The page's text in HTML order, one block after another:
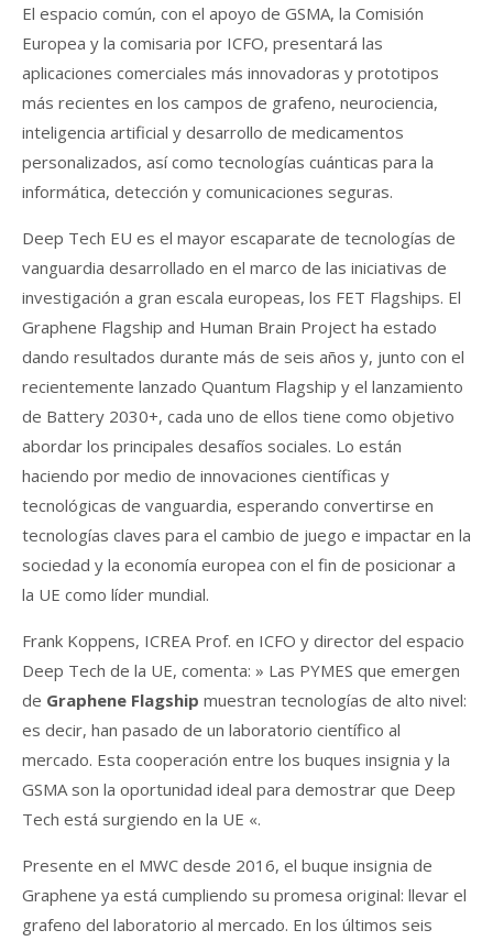
El espacio común, con el apoyo de GSMA, la Comisión
Europea y la comisaria por ICFO, presentará las
aplicaciones comerciales más innovadoras y prototipos
más recientes en los campos de grafeno, neurociencia,
inteligencia artificial y desarrollo de medicamentos
personalizados, así como tecnologías cuánticas para la
informática, detección y comunicaciones seguras.
Deep Tech EU es el mayor escaparate de tecnologías de
vanguardia desarrollado en el marco de las iniciativas de
investigación a gran escala europeas, los FET Flagships. El
Graphene Flagship and Human Brain Project ha estado
dando resultados durante más de seis años y, junto con el
recientemente lanzado Quantum Flagship y el lanzamiento
de Battery 2030+, cada uno de ellos tiene como objetivo
abordar los principales desafíos sociales. Lo están
haciendo por medio de innovaciones científicas y
tecnológicas de vanguardia, esperando convertirse en
tecnologías claves para el cambio de juego e impactar en la
sociedad y la economía europea con el fin de posicionar a
la UE como líder mundial.
Frank Koppens, ICREA Prof. en ICFO y director del espacio
Deep Tech de la UE, comenta: » Las PYMES que emergen
de Graphene Flagship muestran tecnologías de alto nivel:
es decir, han pasado de un laboratorio científico al
mercado. Esta cooperación entre los buques insignia y la
GSMA son la oportunidad ideal para demostrar que Deep
Tech está surgiendo en la UE «.
Presente en el MWC desde 2016, el buque insignia de
Graphene ya está cumpliendo su promesa original: llevar el
grafeno del laboratorio al mercado. En los últimos seis